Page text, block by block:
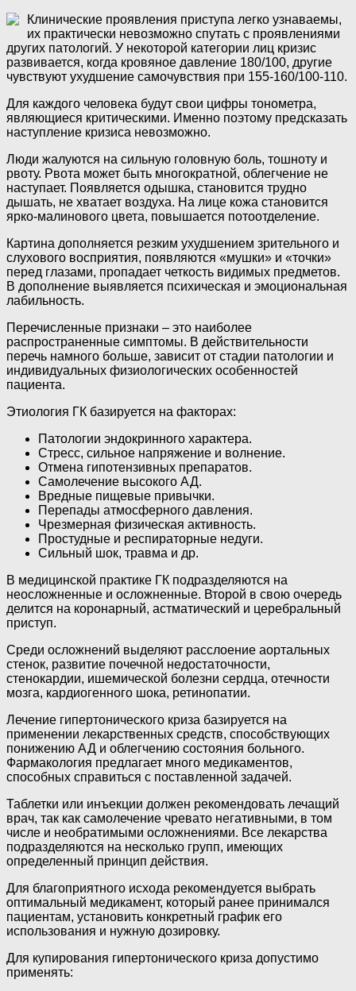
Клинические проявления приступа легко узнаваемы,
их практически невозможно спутать с проявлениями
других патологий. У некоторой категории лиц кризис
развивается, когда кровяное давление 180/100, другие
чувствуют ухудшение самочувствия при 155-160/100-110.
Для каждого человека будут свои цифры тонометра,
являющиеся критическими. Именно поэтому предсказать
наступление кризиса невозможно.
Люди жалуются на сильную головную боль, тошноту и
рвоту. Рвота может быть многократной, облегчение не
наступает. Появляется одышка, становится трудно
дышать, не хватает воздуха. На лице кожа становится
ярко-малинового цвета, повышается потоотделение.
Картина дополняется резким ухудшением зрительного и
слухового восприятия, появляются «мушки» и «точки»
перед глазами, пропадает четкость видимых предметов.
В дополнение выявляется психическая и эмоциональная
лабильность.
Перечисленные признаки – это наиболее
распространенные симптомы. В действительности
перечь намного больше, зависит от стадии патологии и
индивидуальных физиологических особенностей
пациента.
Этиология ГК базируется на факторах:
Патологии эндокринного характера.
Стресс, сильное напряжение и волнение.
Отмена гипотензивных препаратов.
Самолечение высокого АД.
Вредные пищевые привычки.
Перепады атмосферного давления.
Чрезмерная физическая активность.
Простудные и респираторные недуги.
Сильный шок, травма и др.
В медицинской практике ГК подразделяются на
неосложненные и осложненные. Второй в свою очередь
делится на коронарный, астматический и церебральный
приступ.
Среди осложнений выделяют расслоение аортальных
стенок, развитие почечной недостаточности,
стенокардии, ишемической болезни сердца, отечности
мозга, кардиогенного шока, ретинопатии.
Лечение гипертонического криза базируется на
применении лекарственных средств, способствующих
понижению АД и облегчению состояния больного.
Фармакология предлагает много медикаментов,
способных справиться с поставленной задачей.
Таблетки или инъекции должен рекомендовать лечащий
врач, так как самолечение чревато негативными, в том
числе и необратимыми осложнениями. Все лекарства
подразделяются на несколько групп, имеющих
определенный принцип действия.
Для благоприятного исхода рекомендуется выбрать
оптимальный медикамент, который ранее принимался
пациентам, установить конкретный график его
использования и нужную дозировку.
Для купирования гипертонического криза допустимо
применять: